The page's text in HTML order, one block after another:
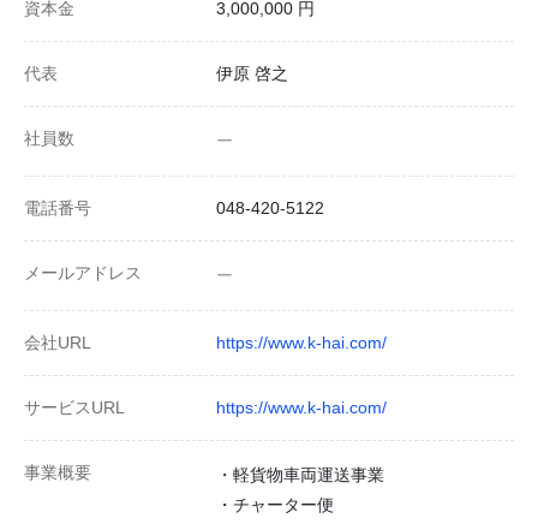
資本金 3,000,000 円
代表 伊原 啓之
社員数 ー
電話番号 048-420-5122
メールアドレス ー
会社URL https://www.k-hai.com/
サービスURL https://www.k-hai.com/
事業概要
・軽貨物車両運送事業
・チャーター便